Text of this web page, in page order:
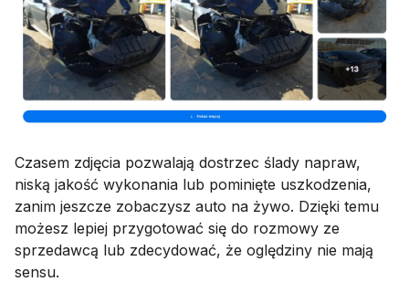
Czasem zdjęcia pozwalają dostrzec ślady napraw,
niską jakość wykonania lub pominięte uszkodzenia,
zanim jeszcze zobaczysz auto na żywo. Dzięki temu
możesz lepiej przygotować się do rozmowy ze
sprzedawcą lub zdecydować, że oględziny nie mają
sensu.